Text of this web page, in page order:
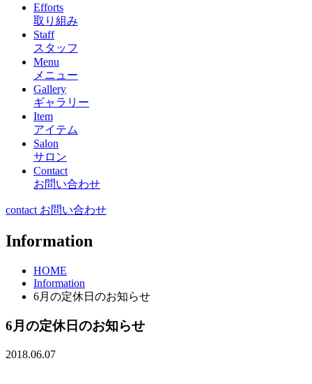
Efforts
取り組み
Staff
スタッフ
Menu
メニュー
Gallery
ギャラリー
Item
アイテム
Salon
サロン
Contact
お問い合わせ
contact お問い合わせ
Information
HOME
Information
6月の定休日のお知らせ
6月の定休日のお知らせ
2018.06.07